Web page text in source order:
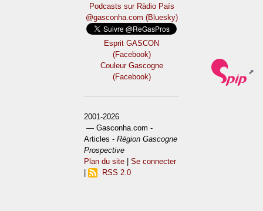
Podcasts sur Ràdio País
@gasconha.com (Bluesky)
Esprit GASCON
(Facebook)
Couleur Gascogne
(Facebook)
2001-2026
— Gasconha.com -
Articles -Région Gascogne
Prospective
Plan du site |Se connecter
RSS 2.0